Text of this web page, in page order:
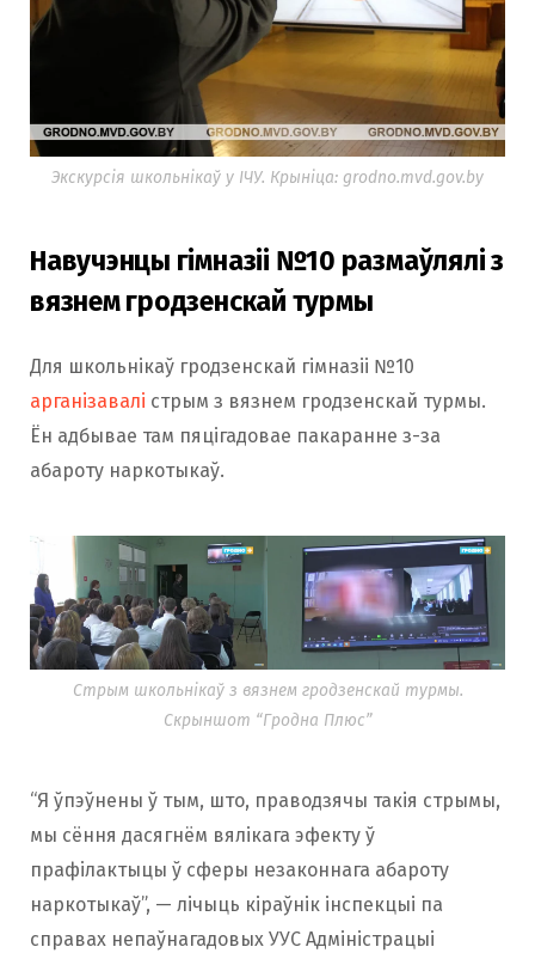
Экскурсія школьнікаў у ІЧУ. Крыніца: grodno.mvd.gov.by
Навучэнцы гімназіі №10 размаўлялі з
вязнем гродзенскай турмы
Для школьнікаў гродзенскай гімназіі №10
арганізавалі стрым з вязнем гродзенскай турмы.
Ён адбывае там пяцігадовае пакаранне з-за
абароту наркотыкаў.
Стрым школьнікаў з вязнем гродзенскай турмы.
Скрыншот “Гродна Плюс”
“Я ўпэўнены ў тым, што, праводзячы такія стрымы,
мы сёння дасягнём вялікага эфекту ў
прафілактыцы ў сферы незаконнага абароту
наркотыкаў”, — лічыць кіраўнік інспекцыі па
справах непаўнагадовых УУС Адміністрацыі